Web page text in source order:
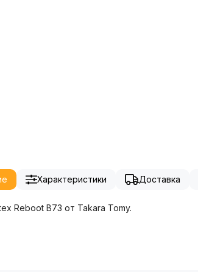
Характеристики Доставка
Reboot B73 от Takara Tomy.